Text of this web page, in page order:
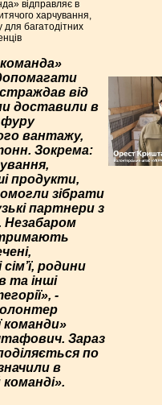
відправляє в
харчування,
для багатодітних
від
доставили в
фуру
вантажу,
Зокрема:
продукти,
зібрати
партнери з
Незабаром
родини
та інші
-
команди»
Зараз
по
в
команді».